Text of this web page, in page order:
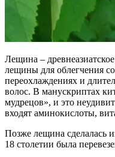
Лещина –
лещины для облегчения
переохлаждениях и
волос. В манускриптах
мудрецов», и это
входят аминокислоты,
Позже лещина сделалась
18 столетии была